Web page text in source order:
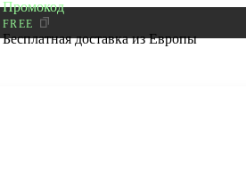
Промокод
FREE
Бесплатная доставка из Европы